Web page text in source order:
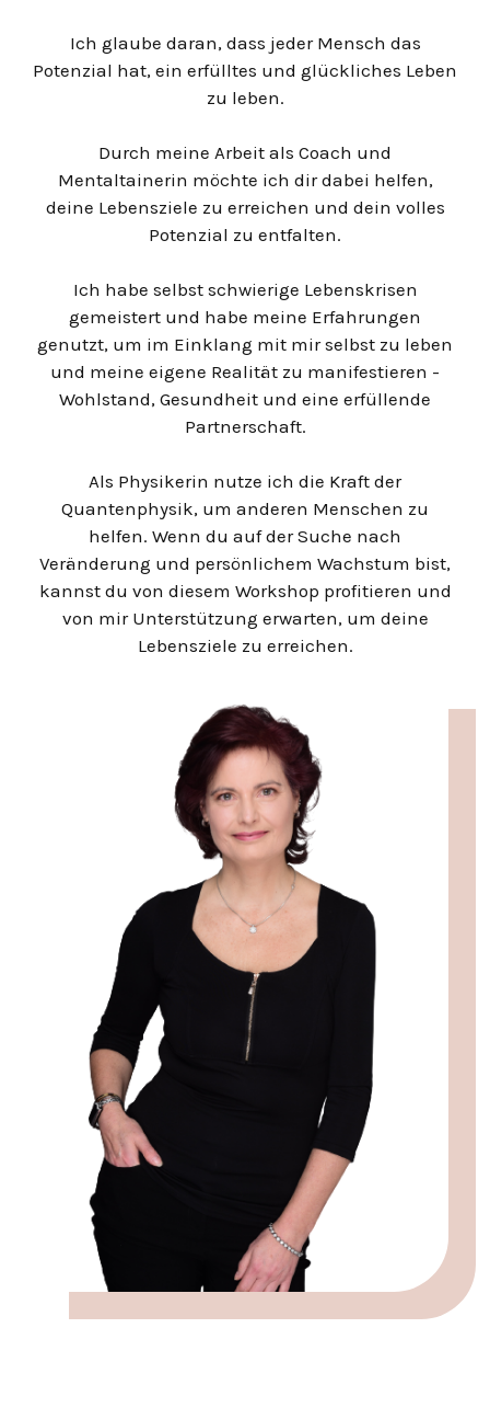
Ich glaube daran, dass jeder Mensch das
Potenzial hat, ein erfülltes und glückliches Leben
zu leben.
Durch meine Arbeit als Coach und
Mentaltainerin möchte ich dir dabei helfen,
deine Lebensziele zu erreichen und dein volles
Potenzial zu entfalten.
Ich habe selbst schwierige Lebenskrisen
gemeistert und habe meine Erfahrungen
genutzt, um im Einklang mit mir selbst zu leben
und meine eigene Realität zu manifestieren -
Wohlstand, Gesundheit und eine erfüllende
Partnerschaft.
Als Physikerin nutze ich die Kraft der
Quantenphysik, um anderen Menschen zu
helfen. Wenn du auf der Suche nach
Veränderung und persönlichem Wachstum bist,
kannst du von diesem Workshop profitieren und
von mir Unterstützung erwarten, um deine
Lebensziele zu erreichen.